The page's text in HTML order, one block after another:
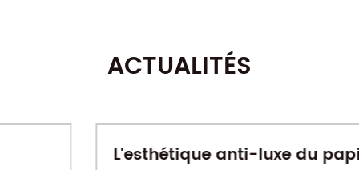
ACTUALITÉS
L'esthétique anti-luxe du papier